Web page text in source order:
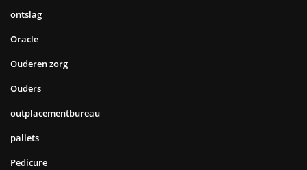
ontslag
Oracle
Ouderen zorg
Ouders
outplacementbureau
pallets
Pedicure